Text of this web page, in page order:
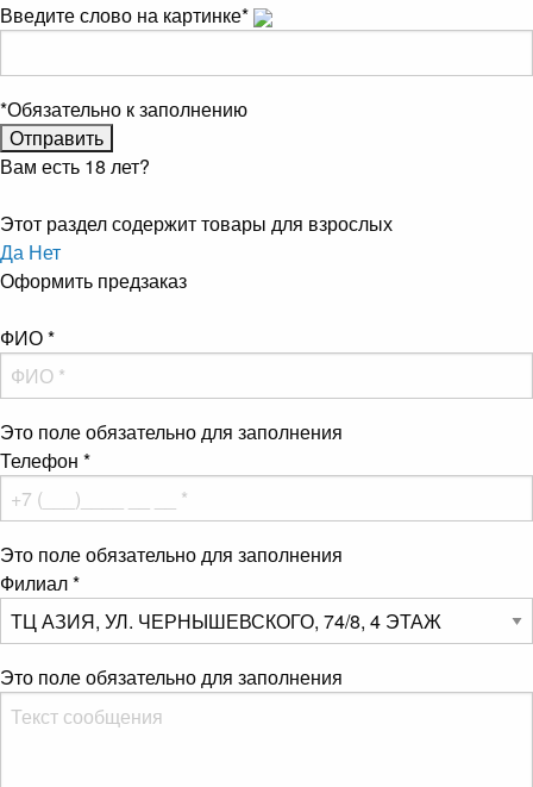
Введите слово на картинке*
*Обязательно к заполнению
Вам есть 18 лет?
Этот раздел содержит товары для взрослых
Да Нет
Оформить предзаказ
ФИО*
Это поле обязательно для заполнения
Телефон *
Это поле обязательно для заполнения
Филиал*
Это поле обязательно для заполнения